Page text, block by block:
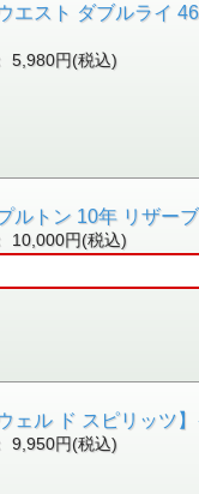
エスト ダブルライ
5,980円(税込)
ルトン 10年 リザー
10,000円(税込)
ウェル ド スピリッツ
9,950円(税込)